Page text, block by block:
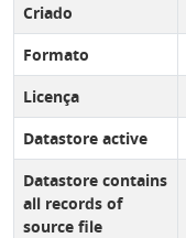
Criado
Formato
Licença
Datastore active
Datastore contains
all records of
source file